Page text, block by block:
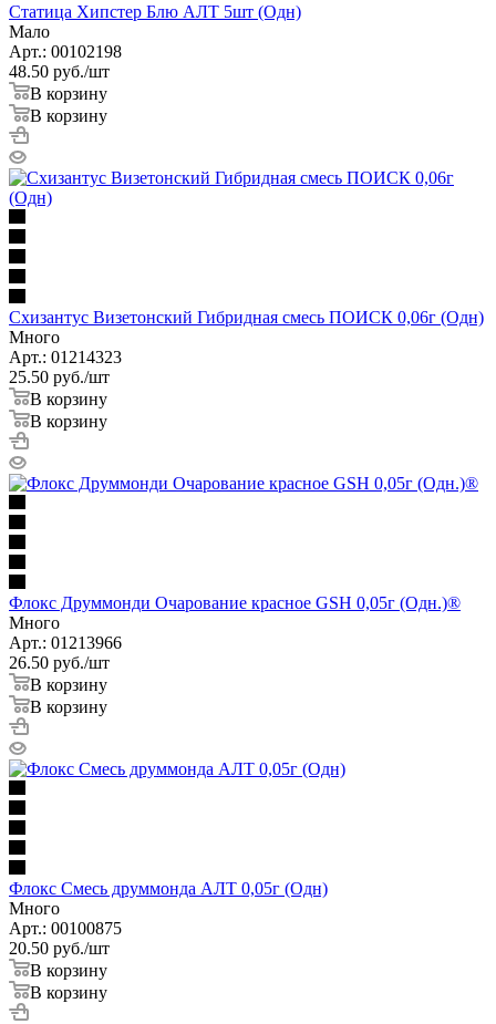
Статица Хипстер Блю АЛТ 5шт (Одн)
Мало
Арт.: 00102198
48.50 руб./шт
В корзину
В корзину
Схизантус Визетонский Гибридная смесь ПОИСК 0,06г (Одн)
Много
Арт.: 01214323
25.50 руб./шт
В корзину
В корзину
Флокс Друммонди Очарование красное GSH 0,05г (Одн.)®
Много
Арт.: 01213966
26.50 руб./шт
В корзину
В корзину
Флокс Смесь друммонда АЛТ 0,05г (Одн)
Много
Арт.: 00100875
20.50 руб./шт
В корзину
В корзину